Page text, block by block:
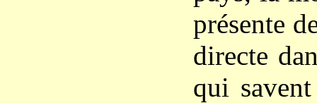
présente
directe
qui